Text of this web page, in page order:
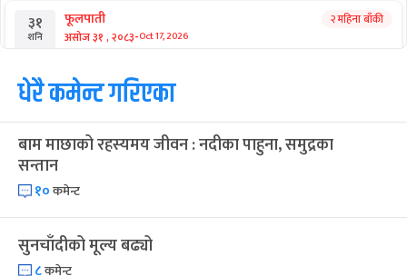
३१
शनि
फूलपाती
असोज ३१ , २०८३-Oct 17, 2026
२ महिना बाँकी
१
आइत
कार्तिक सङ्क्रान्ति
कार्तिक १, २०८३-Oct 18, 2026
३
मंगल
महानवमी २ महिना बाँकी
४
धेरै कमेन्ट गरिएका
बाम माछाको रहस्यमय जीवन : नदीका पाहुना, समुद्रका
सन्तान
१०कमेन्ट
सुनचाँदीको मूल्य बढ्यो
कमेन्ट